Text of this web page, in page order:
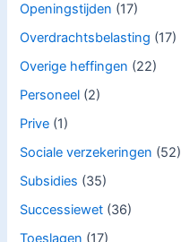
Openingstijden (17)
Overdrachtsbelasting (17)
Overige heffingen (22)
Personeel (2)
Prive (1)
Sociale verzekeringen (52)
Subsidies (35)
Successiewet (36)
Toeslagen (17)